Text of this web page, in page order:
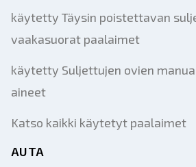
käytetty Täysin poistettavan
vaakasuorat paalaimet
käytetty Suljettujen ovien
aineet
Katso kaikki käytetyt paalaimet
AUTA